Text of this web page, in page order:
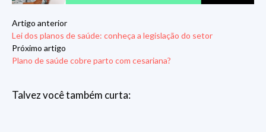
Artigo anterior
Lei dos planos de saúde: conheça a legislação do setor
Próximo artigo
Plano de saúde cobre parto com cesariana?
Talvez você também curta: